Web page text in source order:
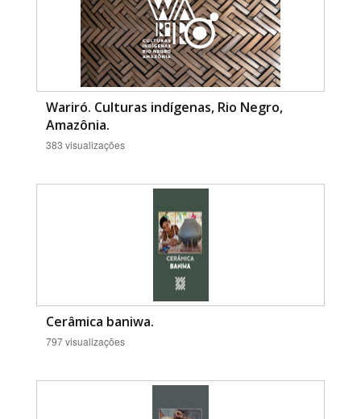
Wariró. Culturas indígenas, Rio Negro,
Amazônia.
383 visualizações
Cerâmica baniwa.
797 visualizações